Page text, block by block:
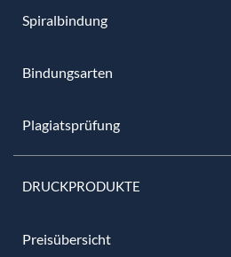
Spiralbindung
Bindungsarten
Plagiatsprüfung
DRUCKPRODUKTE
Preisübersicht